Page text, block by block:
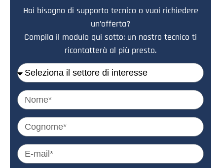
Hai bisogno di supporto tecnico o vuoi richiedere
un’offerta?
Compila il modulo qui sotto: un nostro tecnico ti
ricontatterà al più presto.